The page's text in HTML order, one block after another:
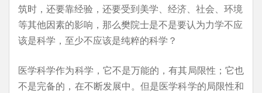
筑时，还要靠经验，还要受到美学、经济、社会、环境
等其他因素的影响，那么樊院士是不是要认为力学不应
该是科学，至少不应该是纯粹的科学？
医学科学作为科学，它不是万能的，有其局限性；它也
不是完备的，在不断发展中。但是医学科学的局限性和